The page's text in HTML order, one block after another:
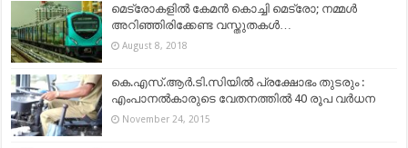
മെട്രോകളില്‍ കേമന്‍ കൊച്ചി മെട്രോ; നമ്മൾ
അറിഞ്ഞിരിക്കേണ്ട വസ്തുതകൾ…
August 8, 2018
കെ.എസ്‌.ആര്‍.ടി.സിയില്‍ പ്രക്ഷോഭം തുടരും :
എംപാനല്‍കാരുടെ വേതനത്തില്‍ 40 രൂപ വര്‍ധന
November 24, 2015